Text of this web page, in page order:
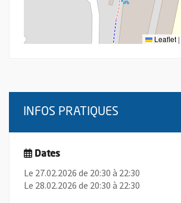
Leaflet |
INFOS PRATIQUES
Dates
Le 27.02.2026 de 20:30 à 22:30
Le 28.02.2026 de 20:30 à 22:30